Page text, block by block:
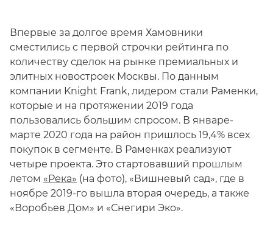
Впервые за долгое время Хамовники
сместились с первой строчки рейтинга по
количеству сделок на рынке премиальных и
элитных новостроек Москвы. По данным
компании Knight Frank, лидером стали Раменки,
которые и на протяжении 2019 года
пользовались большим спросом. В январе-
марте 2020 года на район пришлось 19,4% всех
покупок в сегменте. В Раменках реализуют
четыре проекта. Это стартовавший прошлым
летом «Река» (на фото), «Вишневый сад», где в
ноябре 2019-го вышла вторая очередь, а также
«Воробьев Дом» и «Снегири Эко».